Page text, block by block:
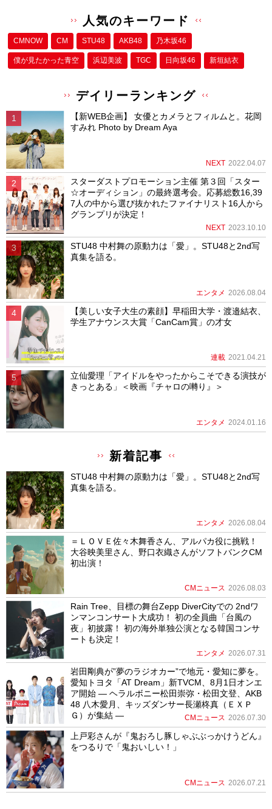
人気のキーワード
CMNOW CM STU48 AKB48 乃木坂46
僕が⾒たかった⻘空 浜辺美波 TGC 日向坂46 新垣結衣
デイリーランキング
【新WEB企画】 女優とカメラとフィルムと。花岡
すみれ Photo by Dream Aya
NEXT 2022.04.07
スターダストプロモーション主催 第３回「スター
☆オーディション」の最終選考会。応募総数16,39
7人の中から選び抜かれたファイナリスト16人から
グランプリが決定！
NEXT 2023.10.10
STU48 中村舞の原動力は「愛」。STU48と2nd写
真集を語る。
エンタメ 2026.08.04
【美しい女子大生の素顔】早稲田大学・渡邉結衣、
学生アナウンス大賞「CanCam賞」の才女
連載 2021.04.21
立仙愛理「アイドルをやったからこそできる演技が
きっとある」＜映画『チャロの囀り』＞
エンタメ 2024.01.16
新着記事
STU48 中村舞の原動力は「愛」。STU48と2nd写
真集を語る。
エンタメ 2026.08.04
＝ＬＯＶＥ佐々木舞香さん、アルパカ役に挑戦！
大谷映美里さん、野口衣織さんがソフトバンクCM
初出演！
CMニュース 2026.08.03
Rain Tree、目標の舞台Zepp DiverCityでの 2ndワ
ンマンコンサート大成功！ 初の全員曲「台風の
夜」初披露！ 初の海外単独公演となる韓国コンサ
ートも決定！
エンタメ 2026.07.31
岩田剛典が”夢のラジオカー”で地元・愛知に夢を。
愛知トヨタ「AT Dream」新TVCM、8月1日オンエ
ア開始 ― ヘラルボニー松田崇弥・松田文登、AKB
48 八木愛月、キッズダンサー長瀬柊真（ＥＸＰ
Ｇ）が集結 ―
CMニュース 2026.07.30
上戸彩さんが『鬼おろし豚しゃぶぶっかけうどん』
をつるりで「鬼おいしい！」
CMニュース 2026.07.21